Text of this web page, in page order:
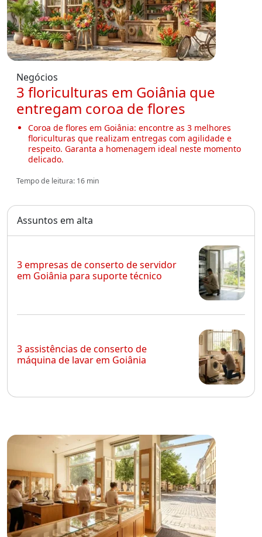
Negócios
3 floriculturas em Goiânia que
entregam coroa de flores
Coroa de flores em Goiânia: encontre as 3 melhores
floriculturas que realizam entregas com agilidade e
respeito. Garanta a homenagem ideal neste momento
delicado.
Tempo de leitura: 16 min
Assuntos em alta
3 empresas de conserto de servidor
em Goiânia para suporte técnico
3 assistências de conserto de
máquina de lavar em Goiânia